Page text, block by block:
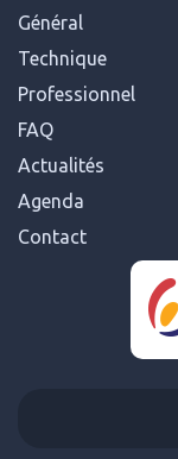
Général
Technique
Professionnel
FAQ
Actualités
Agenda
Contact